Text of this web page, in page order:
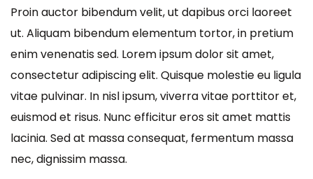
Proin auctor bibendum velit, ut dapibus orci laoreet
ut. Aliquam bibendum elementum tortor, in pretium
enim venenatis sed. Lorem ipsum dolor sit amet,
consectetur adipiscing elit. Quisque molestie eu ligula
vitae pulvinar. In nisl ipsum, viverra vitae porttitor et,
euismod et risus. Nunc efficitur eros sit amet mattis
lacinia. Sed at massa consequat, fermentum massa
nec, dignissim massa.